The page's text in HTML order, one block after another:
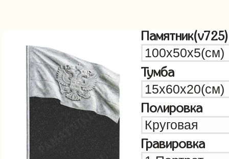
Памятник(v725)
Тумба
Полировка
Гравировка